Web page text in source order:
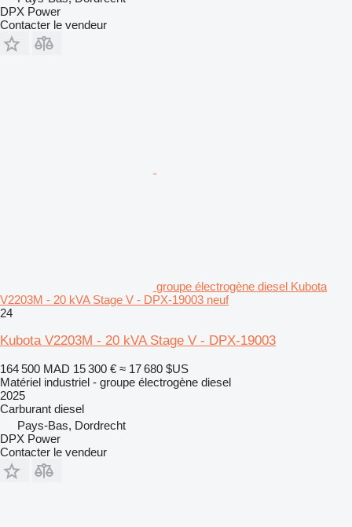
DPX Power
Contacter le vendeur
groupe électrogène diesel Kubota
V2203M - 20 kVA Stage V - DPX-19003 neuf
24
Kubota V2203M - 20 kVA Stage V - DPX-19003
164 500 MAD 15 300 € ≈ 17 680 $US
Matériel industriel - groupe électrogène diesel
2025
Carburant diesel
Pays-Bas, Dordrecht
DPX Power
Contacter le vendeur